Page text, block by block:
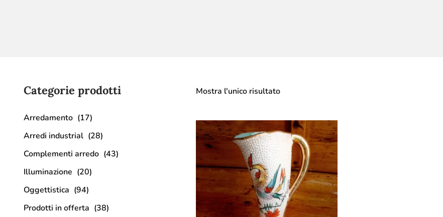
Mostra l'unico risultato
Categorie prodotti
Arredamento (17)
Arredi industrial (28)
Complementi arredo (43)
Illuminazione (20)
Oggettistica (94)
Prodotti in offerta (38)